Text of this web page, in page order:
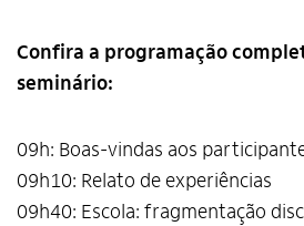
Confira a programação
seminário:
09h: Boas-vindas aos
09h10: Relato de experiências
09h40: Escola: fragmentação